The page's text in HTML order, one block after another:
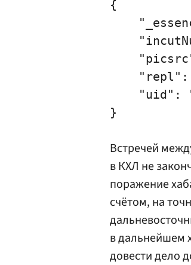
{
"uid":
Встречей
в КХЛ не
поражение
счётом, на
в дальнейшем
довести дело